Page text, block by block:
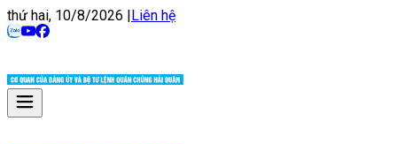
thứ hai, 10/8/2026 |Liên hệ